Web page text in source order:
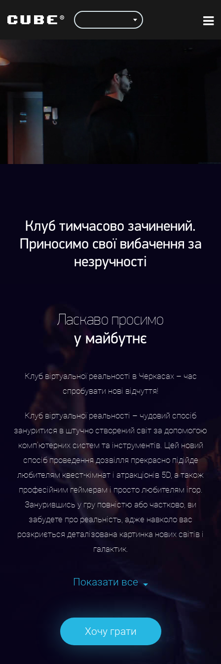
Клуб тимчасово зачинений.
Приносимо свої вибачення за
незручності
Ласкаво просимо
у майбутнє
Клуб віртуальної реальності в Черкасах – час
спробувати нові відчуття!
Клуб віртуальної реальності – чудовий спосіб
зануритися в штучно створений світ за допомогою
комп'ютерних систем та інструментів. Цей новий
спосіб проведення дозвілля прекрасно підійде
любителям квест-кімнат і атракціонів 5D, а також
професійним геймерам і просто любителям ігор.
Занурившись у гру повністю або частково, ви
забудете про реальність, адже навколо вас
розкриється деталізована картинка нових світів і
галактик.
собі сучасні технології, зануритися в гру на абсолютно
новому рівні, в якому залучені всі почуття. Випробуйте
себе і своїх друзів, колег, співробітників, адже
віртуальна реальність у Черкасах – це не тільки
дозвілля, а й нові можливості в професійному
Показати все
Хочу грати